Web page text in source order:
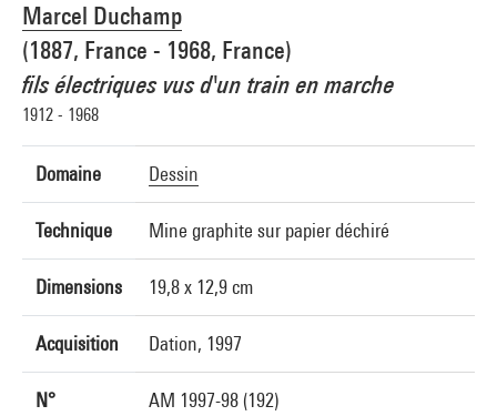
Marcel Duchamp
(1887, France - 1968, France)
fils électriques vus d'un train en marche
1912 - 1968
Domaine Dessin
Technique Mine graphite sur papier déchiré
Dimensions 19,8 x 12,9 cm
Acquisition Dation, 1997
N°
AM 1997-98 (192)
Crédit photographique : Centre Pompidou, MNAM-CCI/Philippe Migeat/Dist.
GrandPalaisRmn
Réf. image : 4N84292
Diffusion image :GrandPalaisRmnPhoto